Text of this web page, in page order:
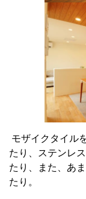
モザイクタイル
たり、ステンレ
たり、また、あ
たり。